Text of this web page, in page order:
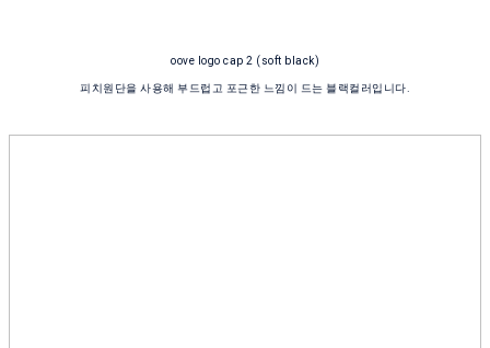
oove logo cap 2 (soft black)
피치원단을 사용해 부드럽고 포근한 느낌이 드는 블랙컬러입니다.